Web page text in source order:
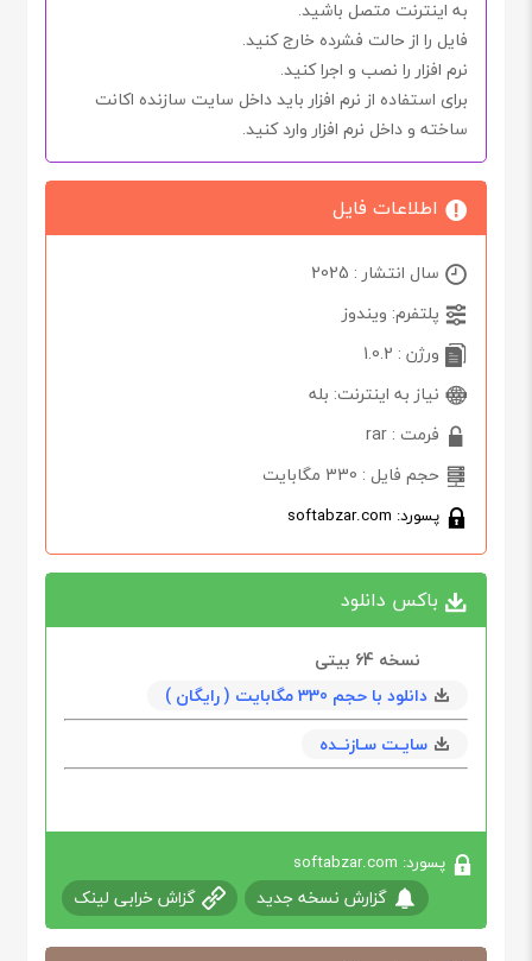
به اینترنت متصل باشید.
فایل را از حالت فشرده خارج کنید.
نرم افزار را نصب و اجرا کنید.
برای استفاده از نرم افزار باید داخل سایت سازنده اکانت
ساخته و داخل نرم افزار وارد کنید.
اطلاعات فایل
سال انتشار : 2025
پلتفرم: ویندوز
ورژن : 1.0.2
نیاز به اینترنت: بله
فرمت : rar
حجم فایل : 330 مگابایت
پسورد: softabzar.com
باکس دانلود
نسخه 64‌ بیتی
دانلود با حجم 330 مگابايت ( رایگان )
سایـت سـازنــده
پسورد: softabzar.com
گزارش نسخه جدید گزاش خرابی لینک